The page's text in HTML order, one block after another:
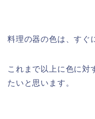
料理の器の色は、すぐ
これまで以上に色に対
たいと思います。